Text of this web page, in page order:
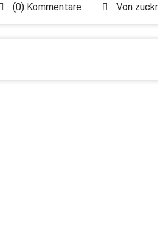
(0) Kommentare Von